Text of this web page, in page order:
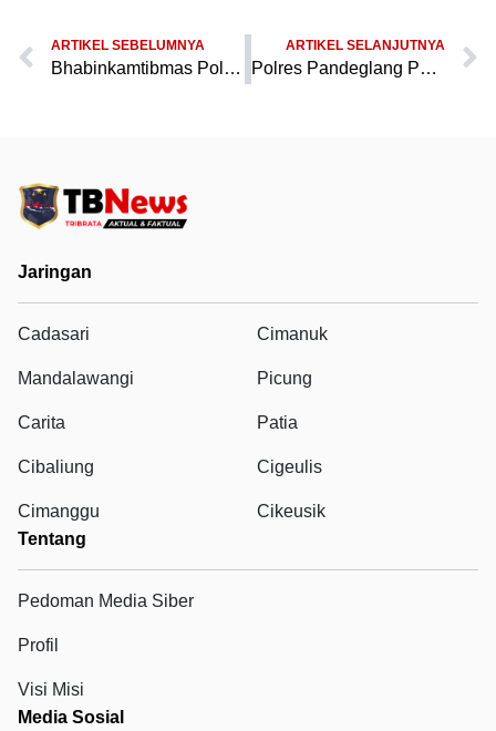
ARTIKEL SEBELUMNYA
Bhabinkamtibmas Polsek Pandeglang Polres Pandeglang Gelar Ronda Malam Bersama Warga, Jaga Kondusifitas Wilayah
ARTIKEL SELANJUTNYA
Polres Pandeglang Pastikan Keamanan dan Kelancaran Pemberangkatan Jamaah Haji 2026
Jaringan
Cadasari Cimanuk
Mandalawangi Picung
Carita Patia
Cibaliung Cigeulis
Cimanggu
Cikeusik
Tentang
Pedoman Media Siber
Profil
Visi Misi
Media Sosial